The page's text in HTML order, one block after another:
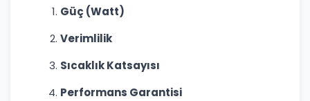
Güç (Watt)
Verimlilik
Sıcaklık Katsayısı
Performans Garantisi